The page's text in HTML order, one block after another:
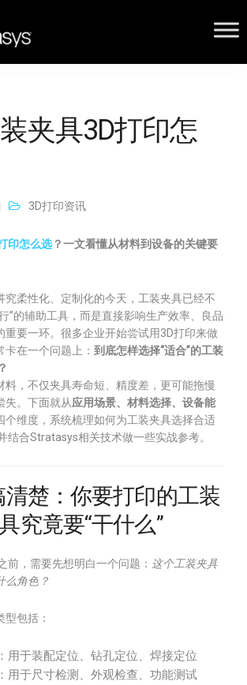
夹具3D打印怎
3D打印资讯
印怎么选？一文看懂从材料到设备的关键要
究柔性化、定制化的今天，工装夹具已经不
”的辅助工具，而是直接影响生产效率、良品
重要一环。很多企业开始尝试用3D打印来做
在一个问题上： 到底怎样选择“适合”的工装
料，不仅夹具寿命短、精度差，更可能拖慢
失。下面就从应用场景、材料选择、设备能
个维度，系统梳理如何为工装夹具选择合适
结合Stratasys相关技术做一些实战参考。
楚：你要打印的工装
究竟要“干什么”
前，需要先想明白一个问题： 这个工装夹具
么角色？
包括：
：用于装配定位、钻孔定位、焊接定位
：用于尺寸检测、外观检查、功能测试